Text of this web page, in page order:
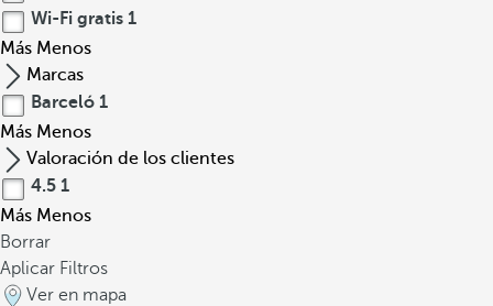
Wi-Fi gratis 1
Más Menos
Marcas
Barceló 1
Más Menos
Valoración de los clientes
4.5 1
Más Menos
Borrar
Aplicar Filtros
Ver en mapa